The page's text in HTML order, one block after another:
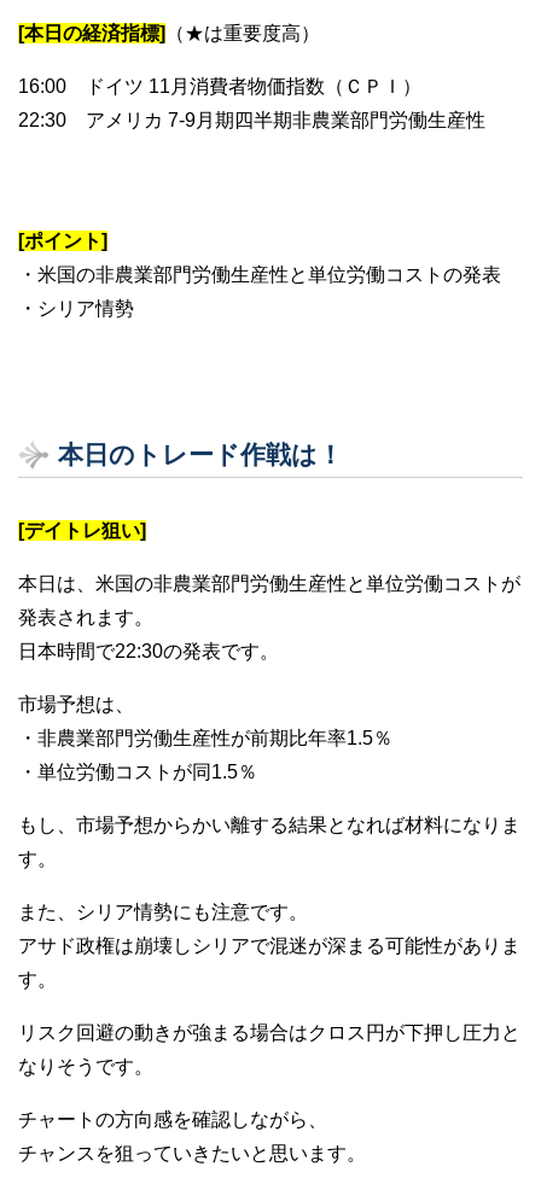
[本日の経済指標] （★は重要度高）
16:00 ドイツ 11月消費者物価指数（ＣＰＩ）
22:30 アメリカ 7-9月期四半期非農業部門労働生産性
[ポイント]
・米国の非農業部門労働生産性と単位労働コストの発表
・シリア情勢
本日のトレード作戦は！
[デイトレ狙い]
本日は、米国の非農業部門労働生産性と単位労働コストが
発表されます。
日本時間で22:30の発表です。
市場予想は、
・非農業部門労働生産性が前期比年率1.5％
・単位労働コストが同1.5％
もし、市場予想からかい離する結果となれば材料になりま
す。
また、シリア情勢にも注意です。
アサド政権は崩壊しシリアで混迷が深まる可能性がありま
す。
リスク回避の動きが強まる場合はクロス円が下押し圧力と
なりそうです。
チャートの方向感を確認しながら、
チャンスを狙っていきたいと思います。